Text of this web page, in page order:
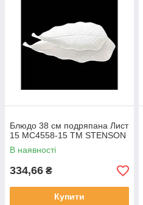
Блюдо 38 см подряпана Лист
15 MC4558-15 ТМ STENSON
В наявності
334,66 ₴
Купити